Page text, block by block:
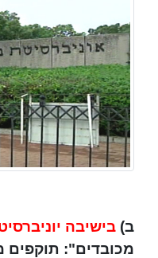
ב) בישיבה
מכובדים": תוקפים